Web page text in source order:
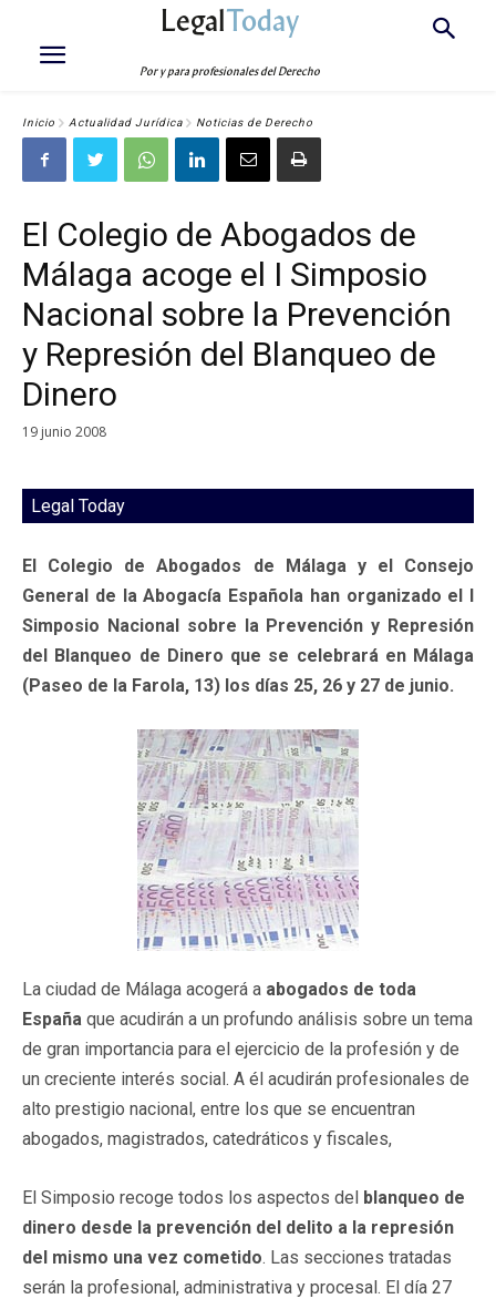
LegalToday
Por y para profesionales del Derecho
Inicio Actualidad Jurídica Noticias de Derecho
El Colegio de Abogados de
Málaga acoge el I Simposio
Nacional sobre la Prevención
y Represión del Blanqueo de
Dinero
19 junio 2008
Legal Today
El Colegio de Abogados de Málaga y el Consejo
General de la Abogacía Española han organizado el I
Simposio Nacional sobre la Prevención y Represión
del Blanqueo de Dinero que se celebrará en Málaga
(Paseo de la Farola, 13) los días 25, 26 y 27 de junio.
La ciudad de Málaga acogerá a abogados de toda
España que acudirán a un profundo análisis sobre un tema
de gran importancia para el ejercicio de la profesión y de
un creciente interés social. A él acudirán profesionales de
alto prestigio nacional, entre los que se encuentran
abogados, magistrados, catedráticos y fiscales,
El Simposio recoge todos los aspectos del blanqueo de
dinero desde la prevención del delito a la represión
del mismo una vez cometido. Las secciones tratadas
serán la profesional, administrativa y procesal. El día 27